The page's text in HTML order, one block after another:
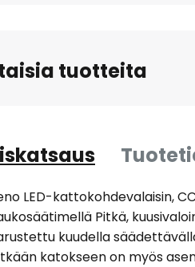
tuotteita
LED-kattokohdevalaisin,
Pitkä,
kuudella
katokseen on myös